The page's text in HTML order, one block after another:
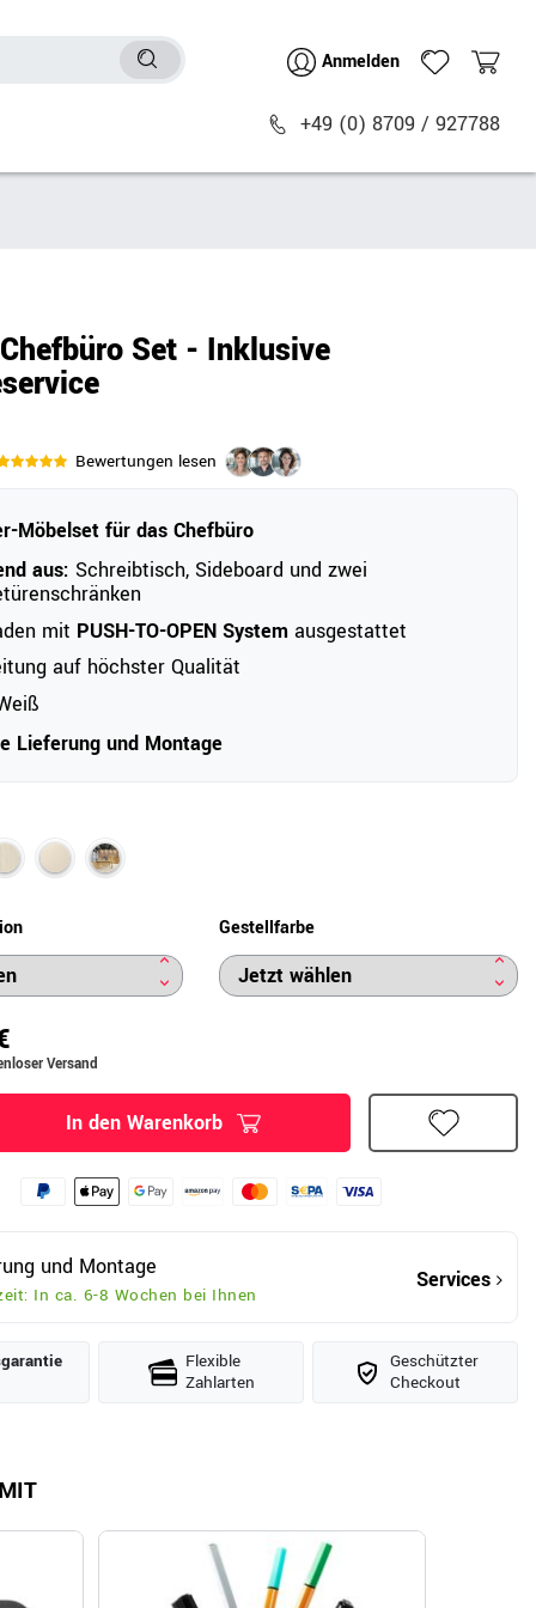
Anmelden
+49 (0) 8709 / 927788
Polstermöbel
Zubehör
Set - Inklusive
Bewertungen lesen
Möbelset für das Chefbüro
aus: Schreibtisch, Sideboard und zwei
mit PUSH-TO-OPEN System ausgestattet
auf höchster Qualität
Lieferung und Montage
Gestellfarbe
Versand
In den Warenkorb
und Montage
In ca. 6-8 Wochen bei Ihnen
Services
Flexible
Zahlarten
Geschützter
Checkout